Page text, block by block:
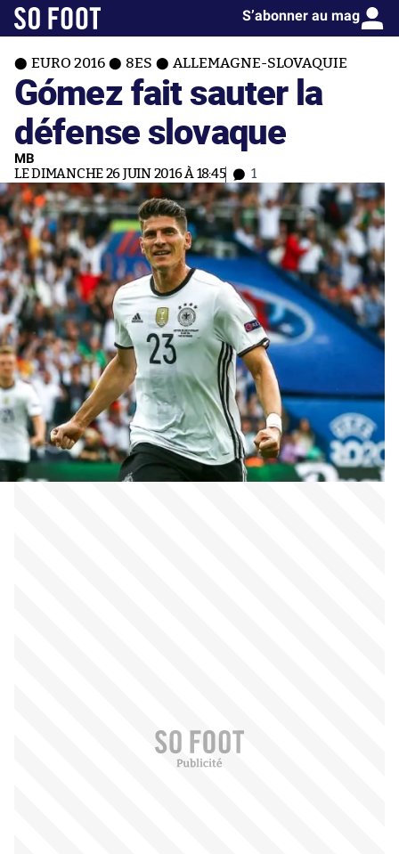
S’abonner au mag
EURO 2016 8ES ALLEMAGNE-SLOVAQUIE
Gómez fait sauter la
défense slovaque
MB
LE DIMANCHE 26 JUIN 2016 À 18:45 1